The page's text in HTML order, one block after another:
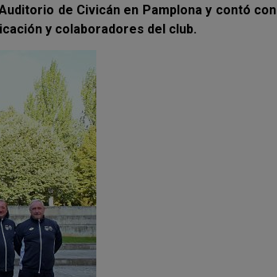
de Civicán en Pamplona y contó con
y colaboradores del club.